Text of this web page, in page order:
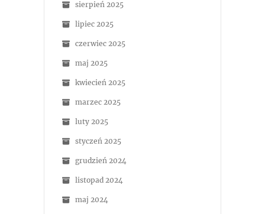
sierpień 2025
lipiec 2025
czerwiec 2025
maj 2025
kwiecień 2025
marzec 2025
luty 2025
styczeń 2025
grudzień 2024
listopad 2024
maj 2024